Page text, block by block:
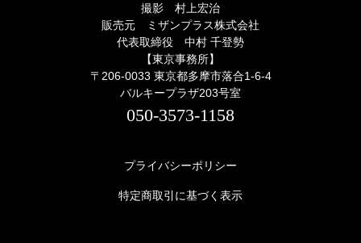
撮影 村上宏治
販売元 ミザンプラス株式会社
代表取締役 中村 千登勢
【東京事務所】
〒206-0033 東京都多摩市落合1-6-4
バルキープラザ203号室
050-3573-1158
プライバシーポリシー
特定商取引に基づく表示